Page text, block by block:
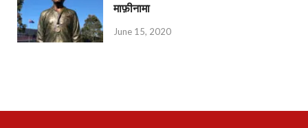
माफ़ीनामा
June 15, 2020